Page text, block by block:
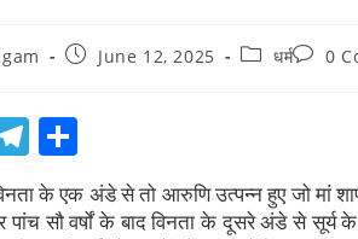
June 12, 2025 धर्म 0
T
el
e
h
ar
के एक अंडे से तो आरुणि उत्पन्न हुए जो मां
पांच सौ वर्षों के बाद विनता के दूसरे अंडे से